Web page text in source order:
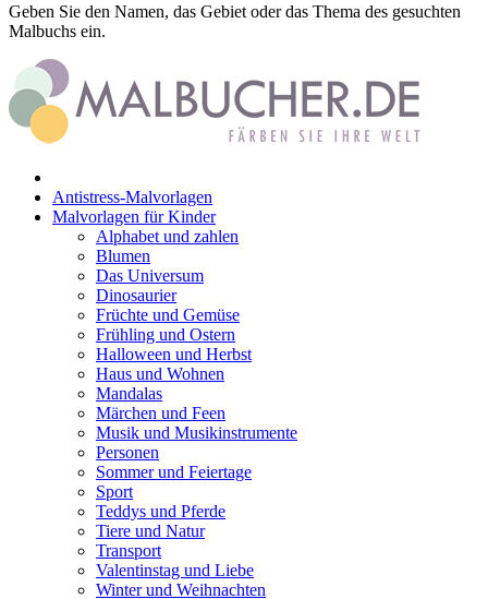
Früchte und Gemüse
Frühling und Ostern
Halloween und Herbst
Haus und Wohnen
Märchen und Feen
Musik und Musikinstrumente
Sommer und Feiertage
Teddys und Pferde
Tiere und Natur
Valentinstag und Liebe
Winter und Weihnachten
Geben Sie den Namen, das Gebiet oder das Thema des gesuchten
Malbuchs ein.
Antistress-Malvorlagen
Malvorlagen für Kinder
Alphabet und zahlen
Blumen
Das Universum
Dinosaurier
Früchte und Gemüse
Frühling und Ostern
Halloween und Herbst
Haus und Wohnen
Mandalas
Märchen und Feen
Musik und Musikinstrumente
Personen
Sommer und Feiertage
Sport
Teddys und Pferde
Tiere und Natur
Transport
Valentinstag und Liebe
Winter und Weihnachten